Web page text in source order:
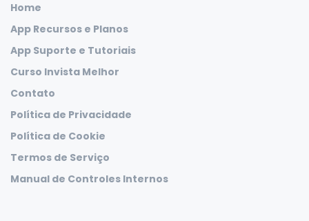
Home
App Recursos e Planos
App Suporte e Tutoriais
Curso Invista Melhor
Contato
Política de Privacidade
Política de Cookie
Termos de Serviço
Manual de Controles Internos